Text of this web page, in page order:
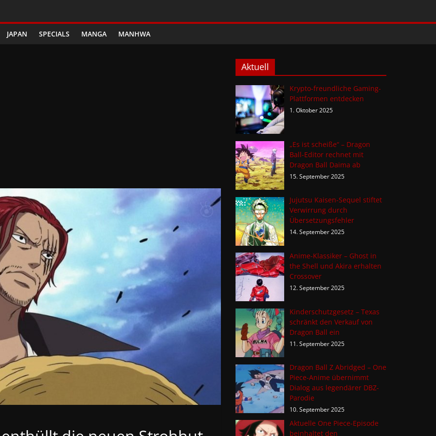
JAPAN SPECIALS MANGA MANHWA
Aktuell
Krypto-freundliche Gaming-
Plattformen entdecken
1. Oktober 2025
„Es ist scheiße“ – Dragon
Ball-Editor rechnet mit
Dragon Ball Daima ab
15. September 2025
Jujutsu Kaisen-Sequel stiftet
Verwirrung durch
Übersetzungsfehler
14. September 2025
Anime-Klassiker – Ghost in
the Shell und Akira erhalten
Crossover
12. September 2025
Kinderschutzgesetz – Texas
schränkt den Verkauf von
Dragon Ball ein
11. September 2025
Dragon Ball Z Abridged – One
Piece-Anime übernimmt
Dialog aus legendärer DBZ-
Parodie
10. September 2025
Aktuelle One Piece-Episode
beinhaltet den